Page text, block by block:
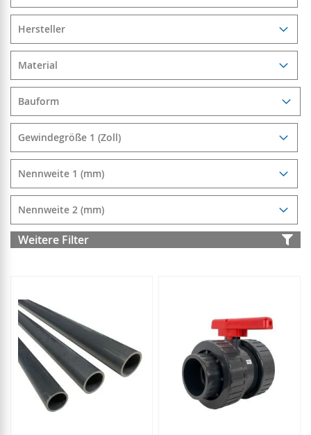
Hersteller
Material
Bauform
Gewindegröße 1 (Zoll)
Nennweite 1 (mm)
Nennweite 2 (mm)
Weitere Filter